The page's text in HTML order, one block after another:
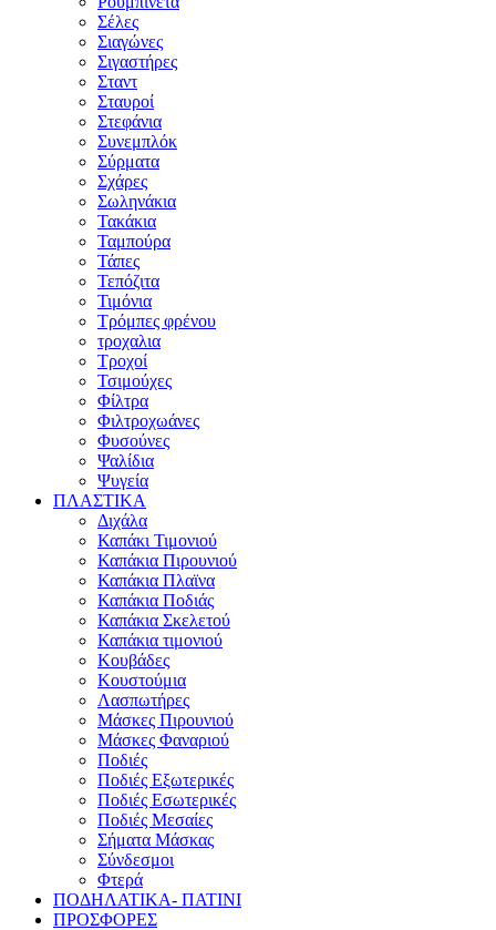
Σέλες
Σιαγώνες
Σιγαστήρες
Σταντ
Σταυροί
Στεφάνια
Συνεμπλόκ
Σύρματα
Σχάρες
Σωληνάκια
Τακάκια
Ταμπούρα
Τάπες
Τεπόζιτα
Τιμόνια
Τρόμπες φρένου
τροχαλια
Τροχοί
Τσιμούχες
Φίλτρα
Φιλτροχωάνες
Φυσούνες
Ψαλίδια
Ψυγεία
ΠΛΑΣΤΙΚΑ
Διχάλα
Καπάκι Τιμονιού
Καπάκια Πιρουνιού
Καπάκια Πλαϊνα
Καπάκια Ποδιάς
Καπάκια Σκελετού
Καπάκια τιμονιού
Κουβάδες
Κουστούμια
Λασπωτήρες
Μάσκες Πιρουνιού
Μάσκες Φαναριού
Ποδιές
Ποδιές Εξωτερικές
Ποδιές Εσωτερικές
Ποδιές Μεσαίες
Σήματα Μάσκας
Σύνδεσμοι
Φτερά
ΠΟΔΗΛΑΤΙΚΑ- ΠΑΤΙΝΙ
ΠΡΟΣΦΟΡΕΣ